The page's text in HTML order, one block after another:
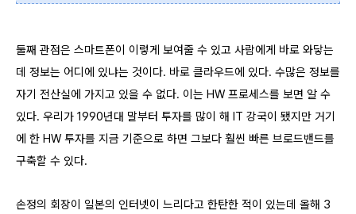
둘째 관점은 스마트폰이 이렇게 보여줄 수 있고 사람에게 바로 와닿는
데 정보는 어디에 있냐는 것이다. 바로 클라우드에 있다. 수많은 정보를
자기 전산실에 가지고 있을 수 없다. 이는 HW 프로세스를 보면 알 수
있다. 우리가 1990년대 말부터 투자를 많이 해 IT 강국이 됐지만 거기
에 한 HW 투자를 지금 기준으로 하면 그보다 훨씬 빠른 브로드밴드를
구축할 수 있다.
손정의 회장이 일본의 인터넷이 느리다고 한탄한 적이 있는데 올해 3